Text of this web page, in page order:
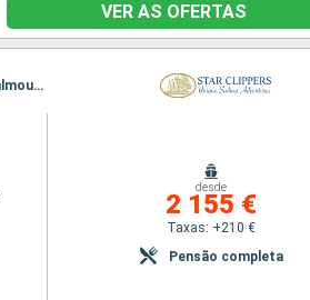
VER AS OFERTAS
Itinerário : Philippsburg, Charlestown, Cabrits, Deshaies, Terre de Haut - Ilha dos Santos, Falmouth, Gustavia, Philippsburg
desde
2 155 €
Taxas: +210 €
Pensão completa